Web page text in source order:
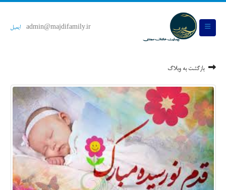
admin@majdifamily.ir ایمیل
بازگشت به وبلاگ